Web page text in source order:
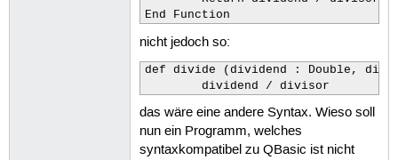
End Function
nicht jedoch so:
def divide (dividend : Double,
        dividend / divisor
das wäre eine andere Syntax. Wieso soll
nun ein Programm, welches
syntaxkompatibel zu QBasic ist nicht